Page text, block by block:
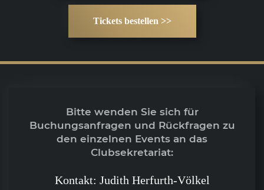
Tickets bestellen >>
Bitte wenden Sie sich für
Buchungsanfragen und Rückfragen zu
den einzelnen Events an das
Clubsekretariat:
Kontakt: Judith Herfurth-Völkel